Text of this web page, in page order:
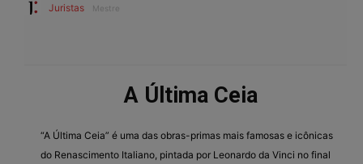
Juristas Mestre
A Última Ceia
“A Última Ceia” é uma das obras-primas mais famosas e icônicas
do Renascimento Italiano, pintada por Leonardo da Vinci no final